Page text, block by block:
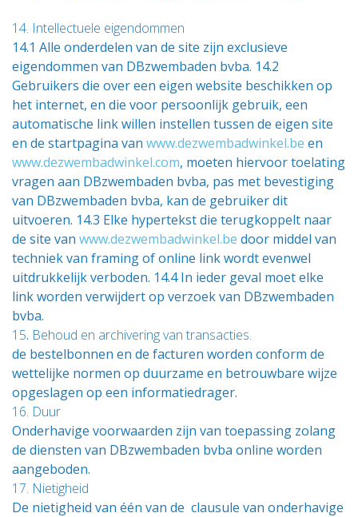
14. Intellectuele eigendommen
14.1 Alle onderdelen van de site zijn exclusieve
eigendommen van DBzwembaden bvba. 14.2
Gebruikers die over een eigen website beschikken op
het internet, en die voor persoonlijk gebruik, een
automatische link willen instellen tussen de eigen site
en de startpagina van www.dezwembadwinkel.be en
www.dezwembadwinkel.com, moeten hiervoor toelating
vragen aan DBzwembaden bvba, pas met bevestiging
van DBzwembaden bvba, kan de gebruiker dit
uitvoeren. 14.3 Elke hypertekst die terugkoppelt naar
de site van www.dezwembadwinkel.be door middel van
techniek van framing of online link wordt evenwel
uitdrukkelijk verboden. 14.4 In ieder geval moet elke
link worden verwijdert op verzoek van DBzwembaden
bvba.
15. Behoud en archivering van transacties.
de bestelbonnen en de facturen worden conform de
wettelijke normen op duurzame en betrouwbare wijze
opgeslagen op een informatiedrager.
16. Duur
Onderhavige voorwaarden zijn van toepassing zolang
de diensten van DBzwembaden bvba online worden
aangeboden.
17. Nietigheid
De nietigheid van één van de clausule van onderhavige